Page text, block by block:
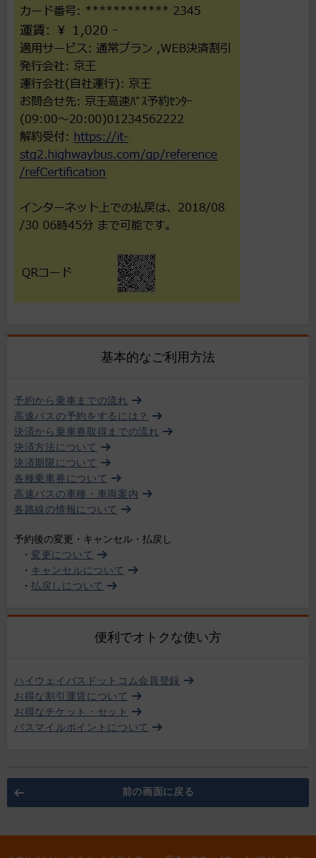
基本的なご利用方法
予約から乗車までの流れ
高速バスの予約をするには？
決済から乗車券取得までの流れ
決済方法について
決済期限について
各種乗車券について
高速バスの車種・車両案内
各路線の情報について
予約後の変更・キャンセル・払戻し
・ 変更について
・ キャンセルについて
・ 払戻しについて
便利でオトクな使い方
ハイウェイバスドットコム会員登録
お得な割引運賃について
お得なチケット・セット
バスマイルポイントについて
前の画面に戻る